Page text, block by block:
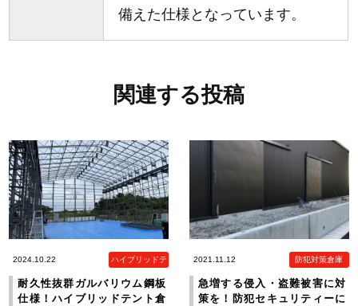
備えた仕様となっています。
関連する投稿
2024.10.22
ハイブリッドテ
耐久性抜群ガルバリウム鋼板
仕様！ハイブリッドテント倉
2021.11.12 防犯対策倉庫
急増する侵入・盗難被害に対
策を！防犯セキュリティーに